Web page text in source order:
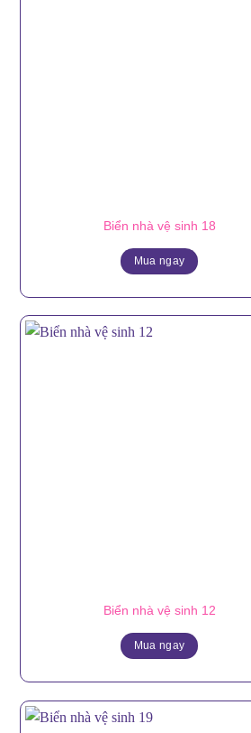
Biển nhà vệ sinh 18
Mua ngay
Biển nhà vệ sinh 12
Mua ngay